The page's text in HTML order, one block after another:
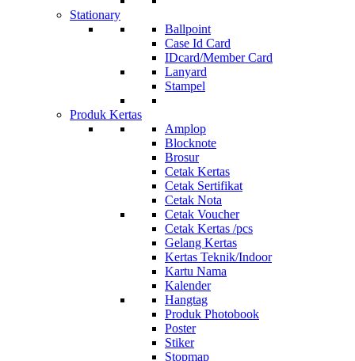
Stationary
Ballpoint
Case Id Card
IDcard/Member Card
Lanyard
Stampel
Produk Kertas
Amplop
Blocknote
Brosur
Cetak Kertas
Cetak Sertifikat
Cetak Nota
Cetak Voucher
Cetak Kertas /pcs
Gelang Kertas
Kertas Teknik/Indoor
Kartu Nama
Kalender
Hangtag
Produk Photobook
Poster
Stiker
Stopmap